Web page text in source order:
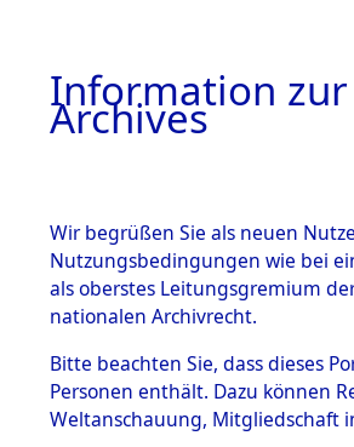
BESTÄNDE
1.
Inhaftierungsdoku
mente
1.2.9 Beim ITS
Information zur
Archives
Wir begrüßen Sie als neuen
Nutzungsbedingungen wie bei
als oberstes Leitungsgremium
nationalen Archivrecht.
Bitte beachten Sie, dass dieses
Personen enthält. Dazu können
Weltanschauung, Mitgliedschaft